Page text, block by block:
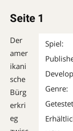
Seite 1
Spiel:
Genre:
Der
amer
ikani
sche
Bürg
erkri
eg